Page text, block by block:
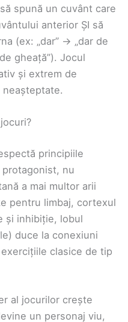
spună un cuvânt care
anterior ȘI să
(ex: „dar” → „dar de
gheață”). Jocul
și extrem de
neașteptate.
principiile
nu
a mai multor arii
pentru limbaj, cortexul
și inhibiție, lobul
duce la conexiuni
clasice de tip
al jocurilor crește
un personaj viu,